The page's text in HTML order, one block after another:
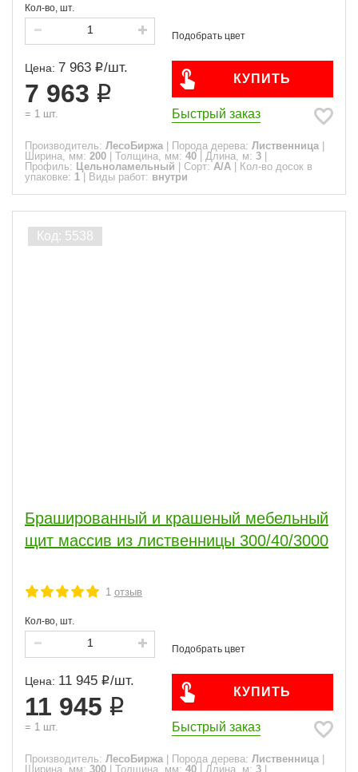
Кол-во, шт.
Цена: 7 963 /шт.
7 963
= 1 шт.
КУПИТЬ
Быстрый заказ
Производитель: ЛесоБиржа Порода дерева: Лиственница
Ширина, мм: 200 Толщина, мм: 40 Длина, м: 3
Профиль: Цельноламельный Сорт: A/A
Кол-во досок в
упаковке: 1 Виды работ: внутри
Брашированный и крашеный мебельный
щит массив из лиственницы 300/40/3000
1 отзыв
Кол-во, шт.
Цена: 11 945 /шт.
11 945
= 1 шт.
КУПИТЬ
Быстрый заказ
Производитель: ЛесоБиржа Порода дерева: Лиственница
Ширина, мм: 300 Толщина, мм: 40 Длина, м: 3